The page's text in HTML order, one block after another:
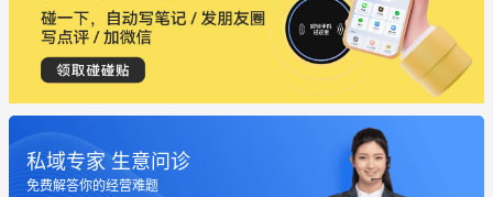
私域专家 生意问诊
免费解答你的经营难题